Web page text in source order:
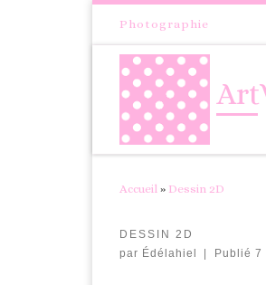
Passer au contenuPhotographie
Accueil » Dessin 2D
DESSIN 2D
par Édélahiel Publié 7